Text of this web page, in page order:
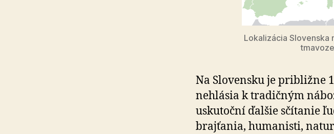
Lokalizácia Slovenska
Na Slovensku je približne
nehlásia k tradičným
uskutoční ďalšie sčítanie
brajťania, humanisti,